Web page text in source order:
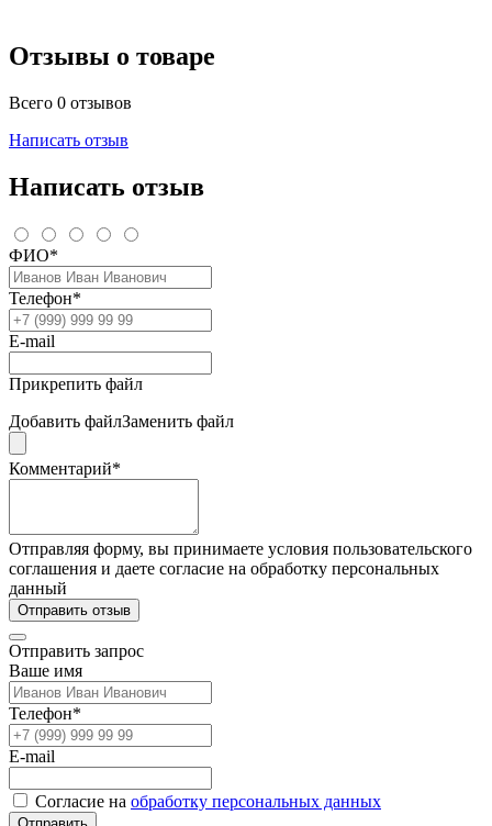
Отзывы о товаре
Всего 0 отзывов
Написать отзыв
Написать отзыв
ФИО*
Телефон*
E-mail
Прикрепить файл
Добавить файлЗаменить файл
Комментарий*
Отправляя форму, вы принимаете условия пользовательского
соглашения и даете согласие на обработку персональных
данный
Отправить отзыв
Отправить запрос
Ваше имя
Телефон*
E-mail
Согласие на обработку персональных данных